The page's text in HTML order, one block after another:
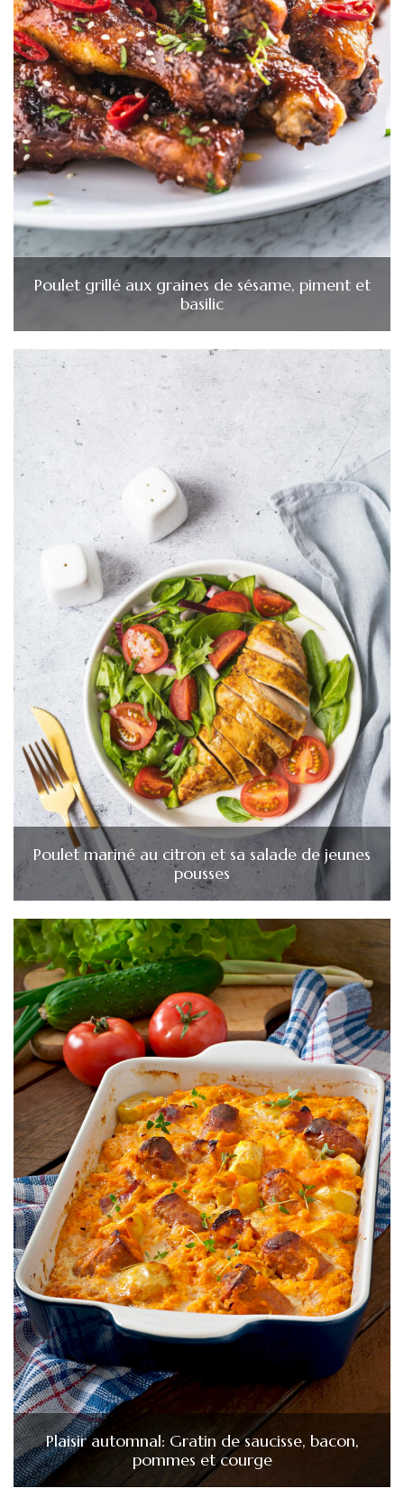
Poulet grillé aux graines de sésame, piment et
basilic
Poulet mariné au citron et sa salade de jeunes
pousses
Plaisir automnal: Gratin de saucisse, bacon,
pommes et courge